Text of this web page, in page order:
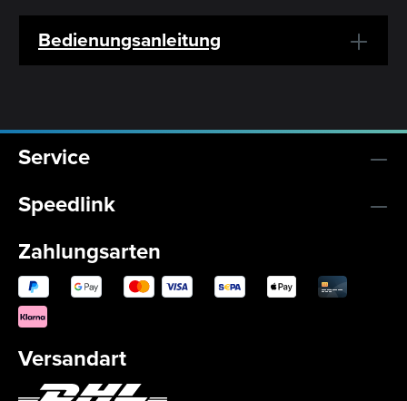
Bedienungsanleitung
Service
Speedlink
Zahlungsarten
Versandart